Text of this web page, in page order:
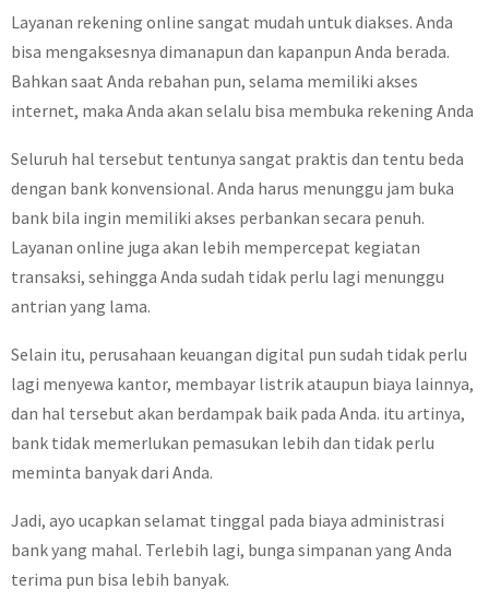
Layanan rekening online sangat mudah untuk diakses. Anda
bisa mengaksesnya dimanapun dan kapanpun Anda berada.
Bahkan saat Anda rebahan pun, selama memiliki akses
internet, maka Anda akan selalu bisa membuka rekening Anda
Seluruh hal tersebut tentunya sangat praktis dan tentu beda
dengan bank konvensional. Anda harus menunggu jam buka
bank bila ingin memiliki akses perbankan secara penuh.
Layanan online juga akan lebih mempercepat kegiatan
transaksi, sehingga Anda sudah tidak perlu lagi menunggu
antrian yang lama.
Selain itu, perusahaan keuangan digital pun sudah tidak perlu
lagi menyewa kantor, membayar listrik ataupun biaya lainnya,
dan hal tersebut akan berdampak baik pada Anda. itu artinya,
bank tidak memerlukan pemasukan lebih dan tidak perlu
meminta banyak dari Anda.
Jadi, ayo ucapkan selamat tinggal pada biaya administrasi
bank yang mahal. Terlebih lagi, bunga simpanan yang Anda
terima pun bisa lebih banyak.